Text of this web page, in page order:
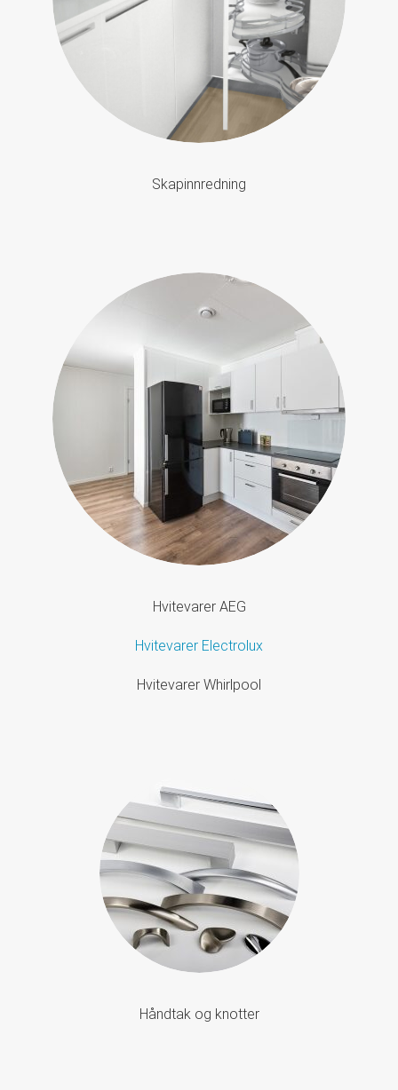
Skapinnredning
Hvitevarer AEG
Hvitevarer Electrolux
Hvitevarer Whirlpool
Håndtak og knotter